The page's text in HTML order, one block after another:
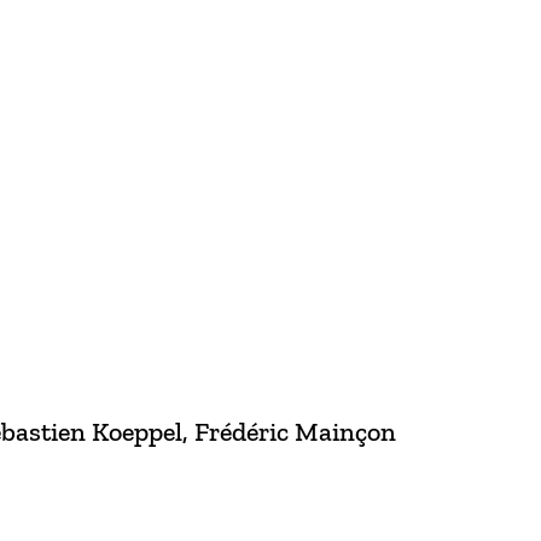
Koeppel, Frédéric Mainçon